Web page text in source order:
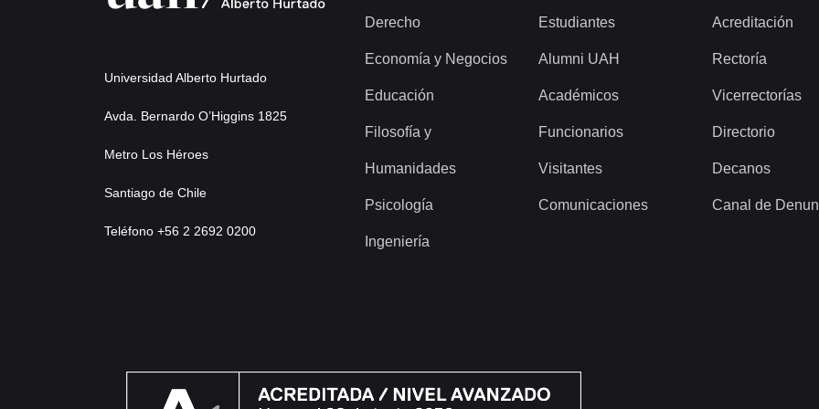
Universidad Alberto Hurtado
Avda. Bernardo O’Higgins 1825
Metro Los Héroes
Santiago de Chile
Teléfono +56 2 2692 0200
Derecho
Economía y Negocios
Educación
Filosofía y
Humanidades
Psicología
Ingeniería
Estudiantes
Alumni UAH
Académicos
Funcionarios
Visitantes
Comunicaciones
Acreditación
Rectoría
Vicerrectorías
Directorio
Decanos
Canal de